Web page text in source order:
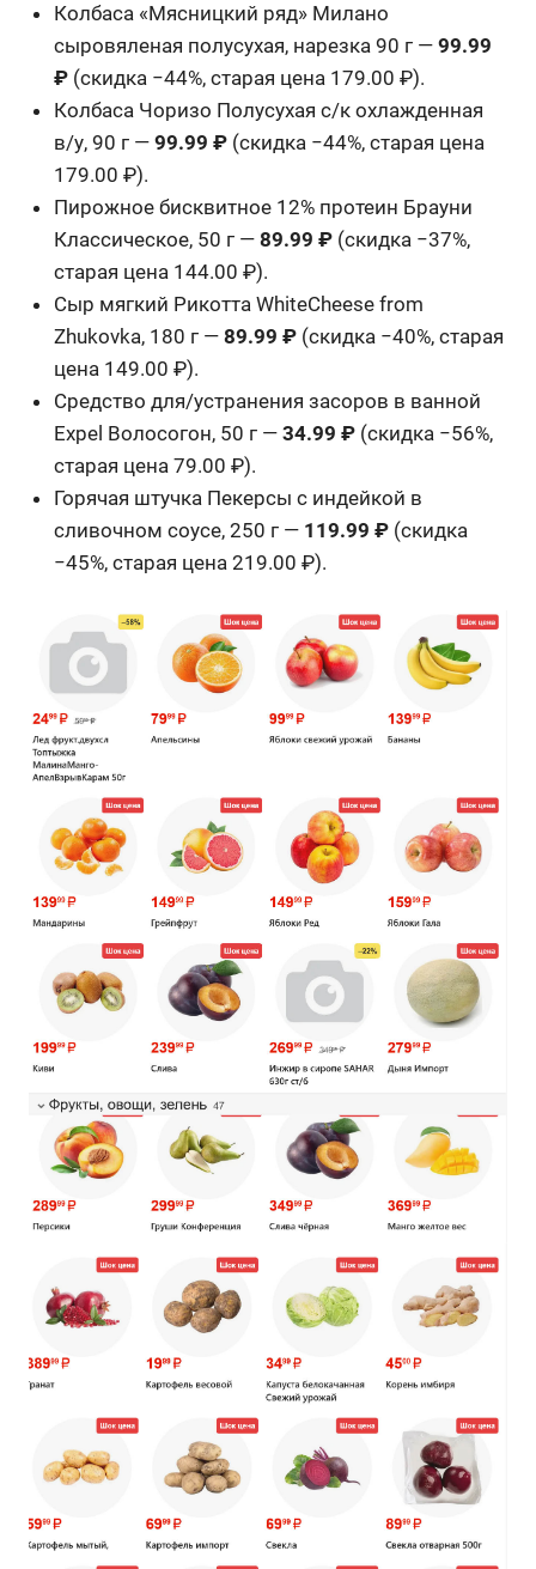
Колбаса «Мясницкий ряд» Милано
сыровяленая полусухая, нарезка 90 г —99.99
₽ (скидка −44%, старая цена 179.00 ₽).
Колбаса Чоризо Полусухая с/к охлажденная
в/у, 90 г —99.99 ₽ (скидка −44%, старая цена
179.00 ₽).
Пирожное бисквитное 12% протеин Брауни
Классическое, 50 г —89.99 ₽ (скидка −37%,
старая цена 144.00 ₽).
Сыр мягкий Рикотта WhiteCheese from
Zhukovka, 180 г —89.99 ₽ (скидка −40%, старая
цена 149.00 ₽).
Средство для/устранения засоров в ванной
Expel Волосогон, 50 г —34.99 ₽ (скидка −56%,
старая цена 79.00 ₽).
Горячая штучка Пекерсы с индейкой в
сливочном соусе, 250 г — 119.99 ₽ (скидка
−45%, старая цена 219.00 ₽).